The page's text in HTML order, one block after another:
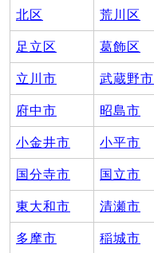
北区 荒川区
足立区 葛飾区
立川市 武蔵野市
府中市 昭島市
小金井市 小平市
国分寺市 国立市
東大和市 清瀬市
多摩市 稲城市